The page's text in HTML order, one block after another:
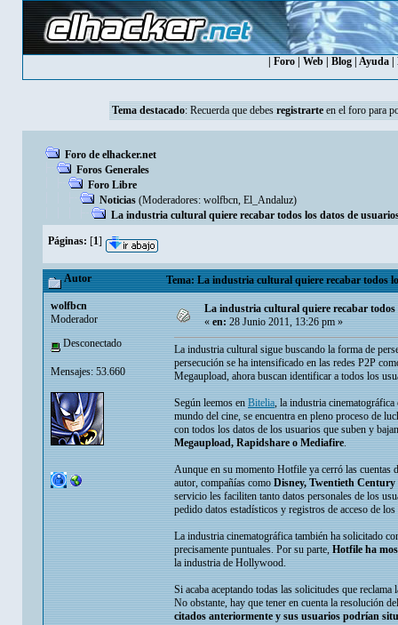
Foro| Web| Blog| Ayuda|
Tema destacado: Recuerda que debes registrarteen el foro para
Foro de elhacker.net
Foros Generales
Foro Libre
Noticias (Moderadores: wolfbcn, El_Andaluz)
La industria cultural quiere recabar todos los datos de
Páginas: [1]
Autor Tema: La industria cultural quiere recabar todos
wolfbcn
Moderador
Desconectado
Mensajes: 53.660
La industria cultural quiere recabar todos
«en:28 Junio 2011, 13:26 pm »
La industria cultural sigue buscando la forma de
persecución se ha intensificado en las redes P2P
Megaupload, ahora buscan identificar a todos los
Según leemos enBitelia, la industria cinematográfica
mundo del cine, se encuentra en pleno proceso de
con todos los datos de los usuarios que suben y
Megaupload, Rapidshare o Mediafire.
Aunque en su momento Hotfile ya cerró las cuentas
autor, compañías comoDisney, Twentieth
servicio les faciliten tanto datos personales de los
pedido datos estadísticos y registros de acceso de
La industria cinematográfica también ha solicitado
precisamente puntuales. Por su parte,Hotfile ha
la industria de Hollywood.
Si acaba aceptando todas las solicitudes que
No obstante, hay que tener en cuenta la resolución
citados anteriormente y sus usuarios podrían